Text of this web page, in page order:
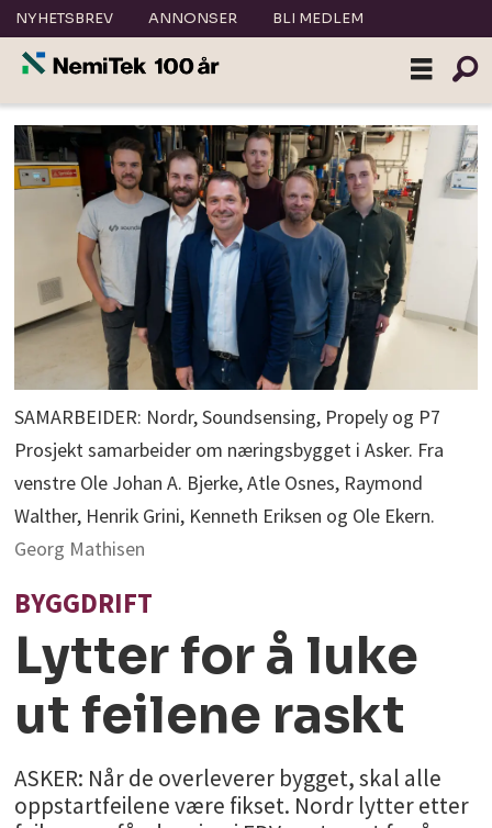
NYHETSBREV ANNONSER BLI MEDLEM
SAMARBEIDER: Nordr, Soundsensing, Propely og P7
Prosjekt samarbeider om næringsbygget i Asker. Fra
venstre Ole Johan A. Bjerke, Atle Osnes, Raymond
Walther, Henrik Grini, Kenneth Eriksen og Ole Ekern.
Georg Mathisen
BYGGDRIFT
Lytter for å luke
ut feilene raskt
ASKER: Når de overleverer bygget, skal alle
oppstartfeilene være fikset. Nordr lytter etter